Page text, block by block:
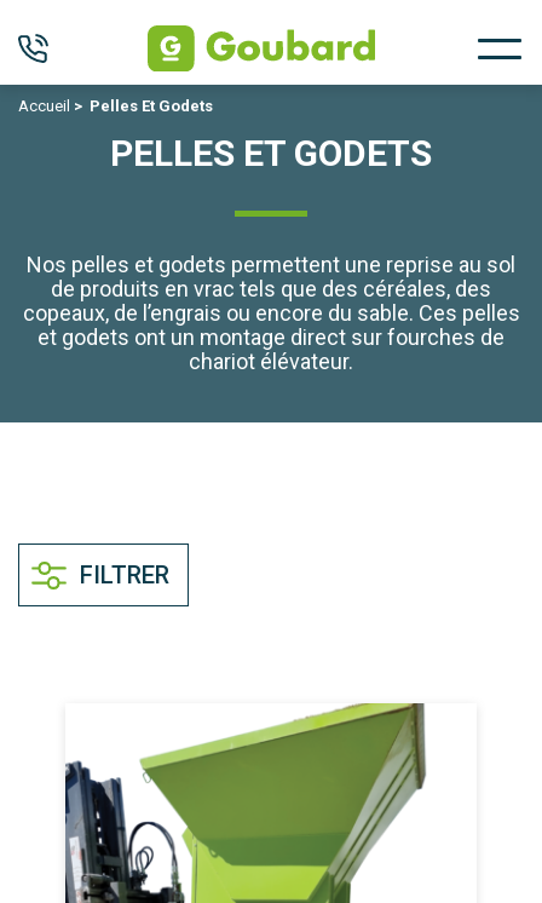
Accueil > Pelles Et Godets
PELLES ET GODETS
Nos pelles et godets permettent une reprise au sol
de produits en vrac tels que des céréales, des
copeaux, de l’engrais ou encore du sable. Ces pelles
et godets ont un montage direct sur fourches de
chariot élévateur.
FILTRER